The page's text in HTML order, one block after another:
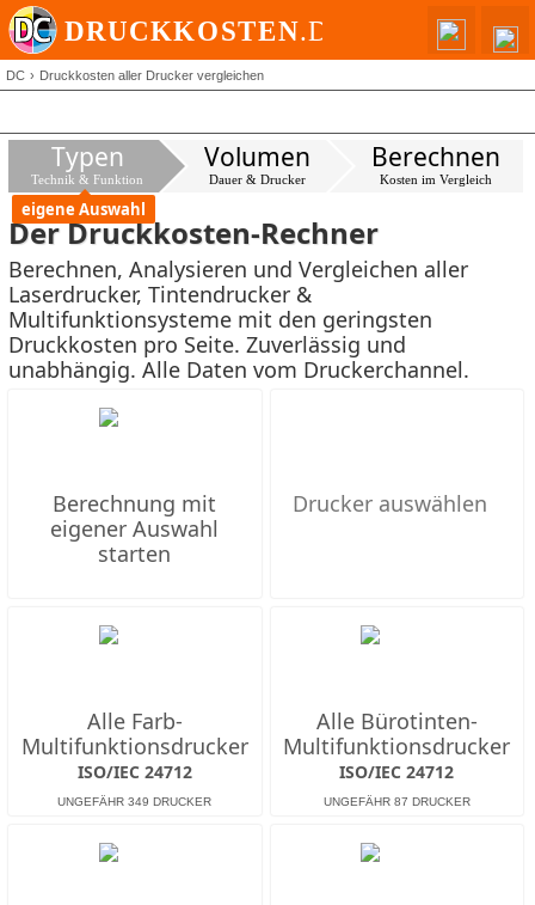
DC Druckkosten aller Drucker vergleichen
Typen
Technik & Funktion
eigene Auswahl
Volumen
Dauer & Drucker
Berechnen
Kosten im Vergleich
Der Druckkosten-Rechner
Berechnen, Analysieren und Vergleichen aller
Laserdrucker, Tintendrucker &
Multifunktionsysteme mit den geringsten
Druckkosten pro Seite. Zuverlässig und
unabhängig. Alle Daten vom Druckerchannel.
Berechnung mit
eigener Auswahl
starten
Alle Farb-
Multifunktions­drucker
ISO/IEC 24712
Alle Bürotinten-
Multifunktions­drucker
ISO/IEC 24712